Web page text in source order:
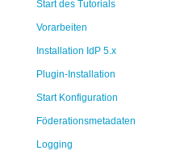
Start des Tutorials
Vorarbeiten
Installation IdP 5.x
Plugin-Installation
Start Konfiguration
Föderationsmetadaten
Logging